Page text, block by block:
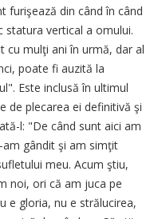
furişează din când în când
statura vertical a omului.
cu mulţi ani în urmă, dar al
poate fi auzită la
Este inclusă în ultimul
de plecarea ei definitivă şi
l: "De când sunt aici am
gândit şi am simţit
meu. Acum ştiu,
noi, ori că am juca pe
e gloria, nu e strălucirea,